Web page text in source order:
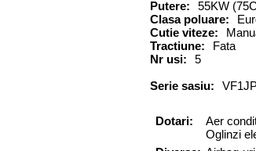
Putere:
55KW
Clasa poluare:
Cutie viteze:
Tractiune:
Fata
Nr usi:
5
Serie sasiu:
Dotari: Aer
Oglinzi